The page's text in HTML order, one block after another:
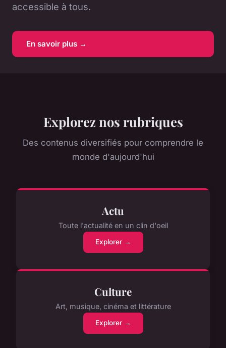
accessible à tous.
En savoir plus →
Explorez nos rubriques
Des contenus diversifiés pour comprendre le
monde d'aujourd'hui
Actu
Toute l'actualité en un clin d'oeil
Explorer →
Culture
Art, musique, cinéma et littérature
Explorer →